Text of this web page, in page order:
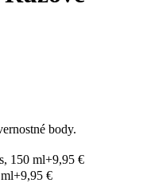
body.
150 ml+9,95 €
+9,95 €